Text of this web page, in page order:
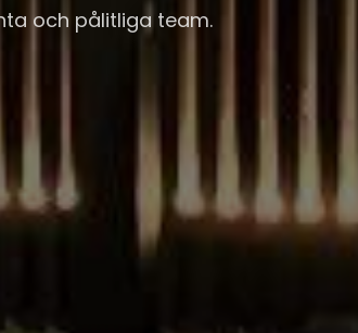
och pålitliga team.